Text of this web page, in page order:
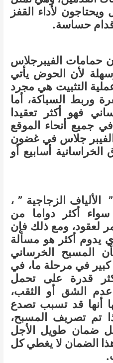
لأداء القفز
أقدام حساسة.
حمامات الفيبرجلاس
لأن الحوض يأتي
التثبيت هي مجرد
وربط السباكة، أما
فهو أكثر تعقيدا
جميع أنحاء الموقع
جلاس في غضون
أسابيع أو
الزجاجية ” ،
أكثر دواما من
لعقود، ومع ذلك فإن
يدوم أكثر هو مسألة
المسبح الخرساني
في مرحلة ما، في
قدرة على تحمل
الشق أو الثقب،
أنها قد تسبب تصدع
تم تصريف المسبح،
ضمان طويل الأجل
هذا الضمان لا يغطي كل